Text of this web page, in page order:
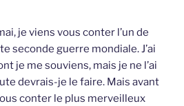
je viens vous conter l’un de
seconde guerre mondiale. J’ai
je me souviens, mais je ne l’ai
devrais-je le faire. Mais avant
conter le plus merveilleux